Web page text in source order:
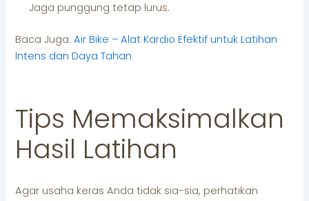
Jaga punggung tetap lurus.
Baca Juga:Air Bike – Alat Kardio Efektif untuk Latihan
Intens dan Daya Tahan
Tips Memaksimalkan
Hasil Latihan
Agar usaha keras Anda tidak sia-sia, perhatikan